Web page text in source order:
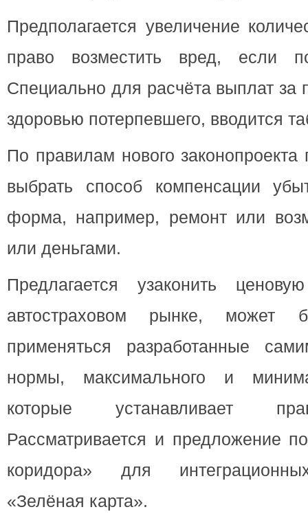
Предполагается увеличение
право возместить вред, если
Специально для расчёта выплат
здоровью потерпевшего, вводится
По правилам нового
выбрать способ компенсации
форма, например, ремонт или
или деньгами.
Предлагается узаконить
автостраховом рынке, может
применяться разработанные
нормы, максимального и
которые устанавливает
Рассматривается и предложение
коридора» для
«Зелёная карта».